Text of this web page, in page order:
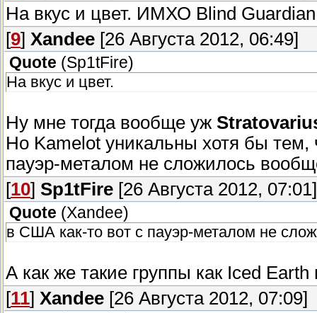
На вкус и цвет. ИМХО Blind
[9] Xandee [26 Августа 2012, 06:49]
Quote (Sp1tFire)
На вкус и цвет.
Ну мне тогда вообще уж
Но Kamelot уникальны хотя бы
пауэр-металом не сложилось
[10] Sp1tFire [26 Августа 2012, 07:01]
Quote (Xandee)
в США как-то вот с пауэр-металом не
А как же такие группы как Iced
[11] Xandee [26 Августа 2012, 07:09]